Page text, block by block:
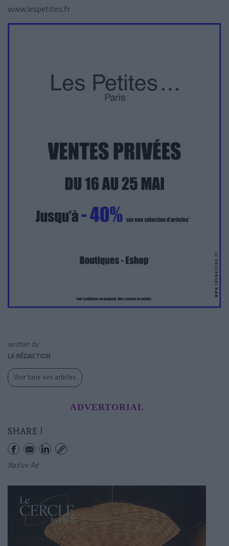
www.lespetites.fr
written by
LA RÉDACTION
Voir tous ses articles
ADVERTORIAL
SHARE !
Native Ad